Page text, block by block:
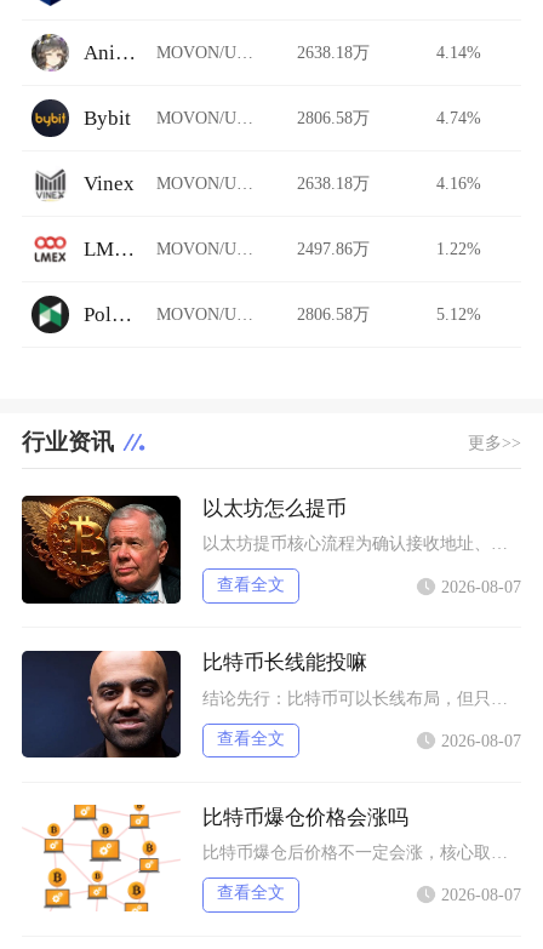
Animeswap MOVON/USDT 2638.18万 4.14%
Bybit MOVON/USDT 2806.58万 4.74%
Vinex MOVON/USDT 2638.18万 4.16%
LMEX MOVON/USDT 2497.86万 1.22%
Poloniex Futures MOVON/USDT 2806.58万 5.12%
行业资讯 更多>>
以太坊怎么提币
以太坊提币核心流程为确认接收地址、匹配对应区块链网络、填写提币数额、完成身份验证并提交交易
查看全文 2026-08-07
比特币长线能投嘛
查看全文 2026-08-07
比特币爆仓价格会涨吗
查看全文 2026-08-07